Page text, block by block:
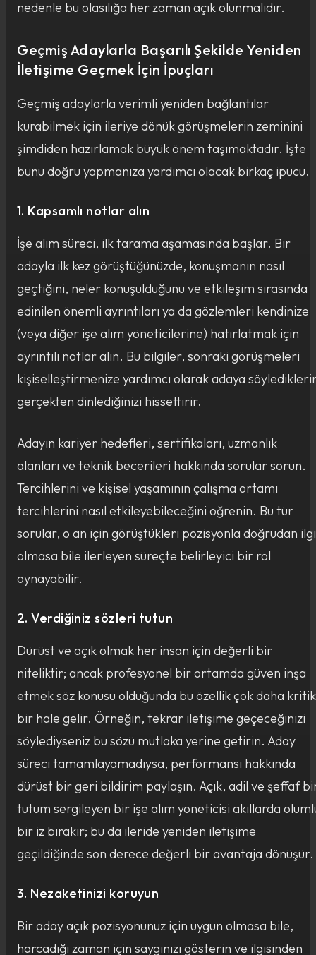
nedenle bu olasılığa her zaman açık olunmalıdır.
Geçmiş Adaylarla Başarılı Şekilde Yeniden
İletişime Geçmek İçin İpuçları
Geçmiş adaylarla verimli yeniden bağlantılar
kurabilmek için ileriye dönük görüşmelerin zeminini
şimdiden hazırlamak büyük önem taşımaktadır. İşte
bunu doğru yapmanıza yardımcı olacak birkaç ipucu.
1. Kapsamlı notlar alın
İşe alım süreci, ilk tarama aşamasında başlar. Bir
adayla ilk kez görüştüğünüzde, konuşmanın nasıl
geçtiğini, neler konuşulduğunu ve etkileşim sırasında
edinilen önemli ayrıntıları ya da gözlemleri kendinize
(veya diğer işe alım yöneticilerine) hatırlatmak için
ayrıntılı notlar alın. Bu bilgiler, sonraki görüşmeleri
kişiselleştirmenize yardımcı olarak adaya
gerçekten dinlediğinizi hissettirir.
Adayın kariyer hedefleri, sertifikaları, uzmanlık
alanları ve teknik becerileri hakkında sorular sorun.
Tercihlerini ve kişisel yaşamının çalışma ortamı
tercihlerini nasıl etkileyebileceğini öğrenin. Bu tür
sorular, o an için görüştükleri pozisyonla doğrudan
olmasa bile ilerleyen süreçte belirleyici bir rol
oynayabilir.
2. Verdiğiniz sözleri tutun
Dürüst ve açık olmak her insan için değerli bir
niteliktir; ancak profesyonel bir ortamda güven inşa
etmek söz konusu olduğunda bu özellik çok daha kritik
bir hale gelir. Örneğin, tekrar iletişime geçeceğinizi
söylediyseniz bu sözü mutlaka yerine getirin. Aday
süreci tamamlayamadıysa, performansı hakkında
dürüst bir geri bildirim paylaşın. Açık, adil ve şeffaf
tutum sergileyen bir işe alım yöneticisi akıllarda
bir iz bırakır; bu da ileride yeniden iletişime
geçildiğinde son derece değerli bir avantaja dönüşür.
3. Nezaketinizi koruyun
Bir aday açık pozisyonunuz için uygun olmasa bile,
harcadığı zaman için saygınızı gösterin ve ilgisinden